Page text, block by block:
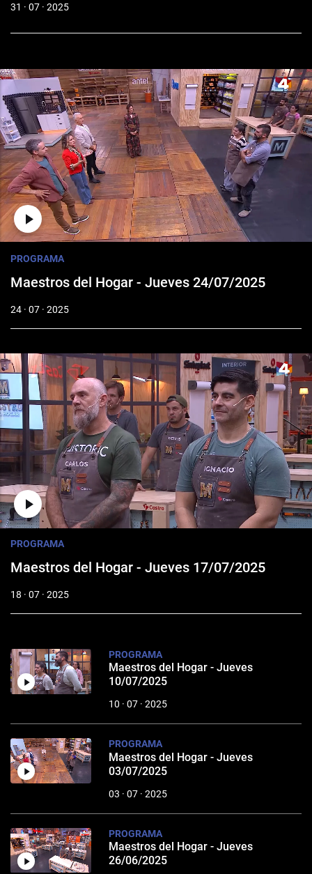
31 · 07 · 2025
PROGRAMA
Maestros del Hogar - Jueves 24/07/2025
24 · 07 · 2025
PROGRAMA
Maestros del Hogar - Jueves 17/07/2025
18 · 07 · 2025
PROGRAMA
Maestros del Hogar - Jueves
10/07/2025
10 · 07 · 2025
PROGRAMA
Maestros del Hogar - Jueves
03/07/2025
03 · 07 · 2025
PROGRAMA
Maestros del Hogar - Jueves
26/06/2025